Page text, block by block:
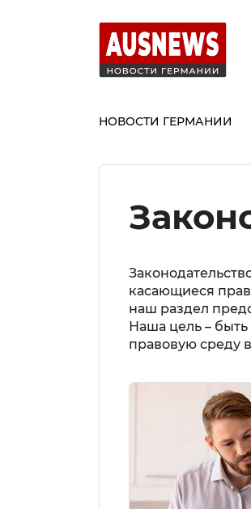
НОВОСТИ ГЕРМАНИИ
касающиеся
наш раздел
Наша цель –
правовую среду